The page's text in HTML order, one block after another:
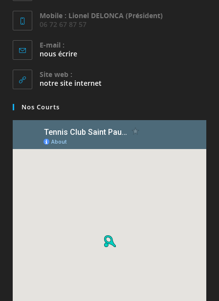
Mobile : Lionel DELONCA (Président)
06 72 67 87 57
E-mail :
nous écrireS’ouvre
application
Site web :
notre site internet
Nos Courts